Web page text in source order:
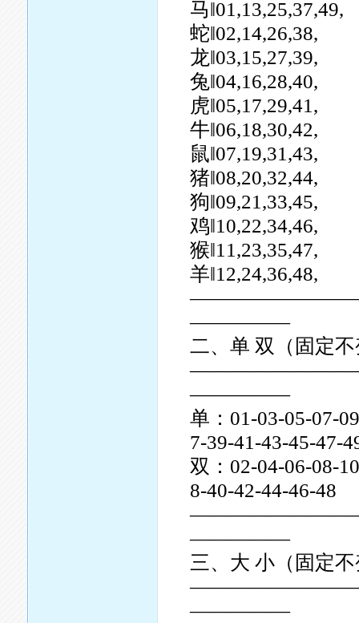
马‖01,13,25,37,49,
蛇‖02,14,26,38,
龙‖03,15,27,39,
兔‖04,16,28,40,
虎‖05,17,29,41,
牛‖06,18,30,42,
鼠‖07,19,31,43,
猪‖08,20,32,44,
狗‖09,21,33,45,
鸡‖10,22,34,46,
猴‖11,23,35,47,
羊‖12,24,36,48,
—————
二、单 双（固定
—————
单：01-03-05-07-
7-39-41-43-45-47-
双：02-04-06-08-
8-40-42-44-46-48
—————
三、大 小（固定
—————